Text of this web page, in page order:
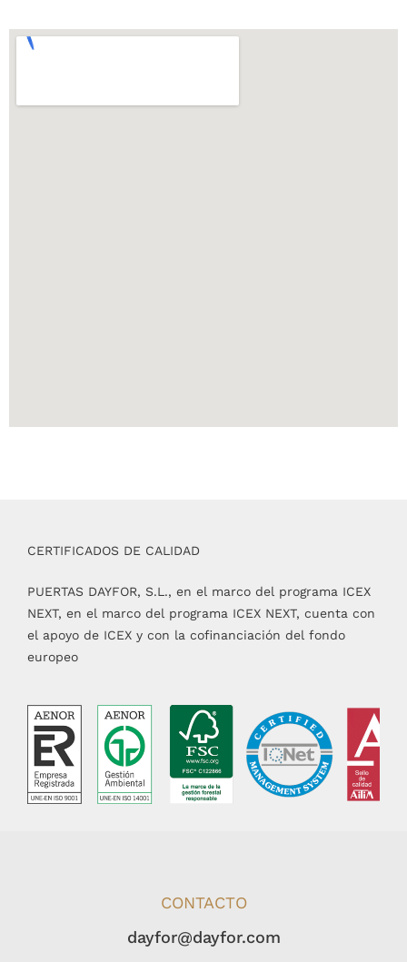
CERTIFICADOS DE CALIDAD
PUERTAS DAYFOR, S.L., en el marco del programa ICEX
NEXT, en el marco del programa ICEX NEXT, cuenta con
el apoyo de ICEX y con la cofinanciación del fondo
europeo
CONTACTO
dayfor@dayfor.com